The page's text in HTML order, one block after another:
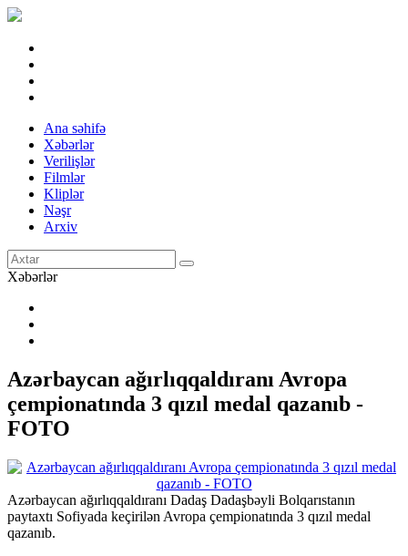
Ana səhifə
Xəbərlər
Verilişlər
Filmlər
Kliplər
Nəşr
Arxiv
Xəbərlər
Azərbaycan ağırlıqqaldıranı Avropa
çempionatında 3 qızıl medal qazanıb -
FOTO
Azərbaycan ağırlıqqaldıranı Dadaş Dadaşbəyli Bolqarıstanın
paytaxtı Sofiyada keçirilən Avropa çempionatında 3 qızıl medal
qazanıb.